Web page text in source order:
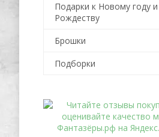
Подарки к Новому году и
Рождеству
Брошки
Подборки